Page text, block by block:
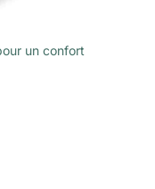
un confort